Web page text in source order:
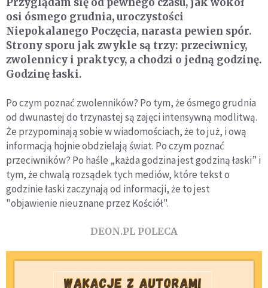
osi ósmego grudnia, uroczystości
Niepokalanego Poczęcia, narasta pewien spór.
Strony sporu jak zwykle są trzy: przeciwnicy,
zwolennicy i praktycy, a chodzi o jedną godzinę.
Godzinę łaski.
Po czym poznać zwolenników? Po tym, że ósmego grudnia
od dwunastej do trzynastej są zajęci intensywną modlitwą.
Że przypominają sobie w wiadomościach, że to już, i ową
informacją hojnie obdzielają świat. Po czym poznać
przeciwników? Po haśle „każda godzina jest godziną łaski” i
tym, że chwalą rozsądek tych mediów, które tekst o
godzinie łaski zaczynają od informacji, że to jest
"objawienie nieuznane przez Kościół".
DEON.PL POLECA